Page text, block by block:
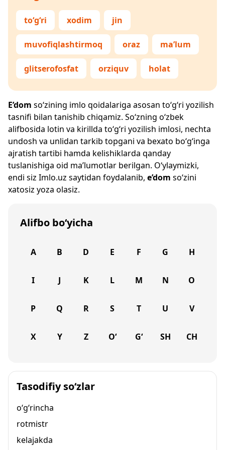
to‘g‘ri xodim jin
muvofiqlashtirmoq oraz ma’lum
glitserofosfat orziquv holat
E’dom so‘zining imlo qoidalariga asosan to‘g‘ri yozilish
tasnifi bilan tanishib chiqamiz. So‘zning o‘zbek
alifbosida lotin va kirillda to‘g‘ri yozilish imlosi, nechta
undosh va unlidan tarkib topgani va bexato bo‘g‘inga
ajratish tartibi hamda kelishiklarda qanday
tuslanishiga oid ma’lumotlar berilgan. O‘ylaymizki,
endi siz Imlo.uz saytidan foydalanib, e’dom so‘zini
xatosiz yoza olasiz.
Alifbo bo‘yicha
A B D E F G H
I J K L M N O
P Q R S T U V
X Y Z O‘ G‘ SH CH
Tasodifiy so‘zlar
o‘g‘rincha
rotmistr
kelajakda